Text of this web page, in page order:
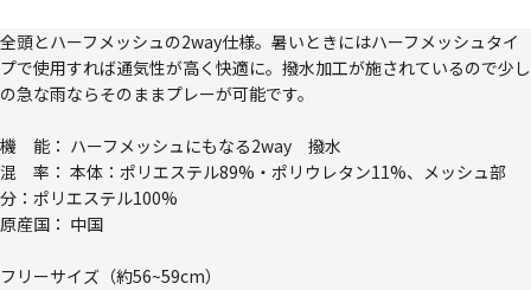
全頭とハーフメッシュの2way仕様。暑いときにはハーフメッシュタイ
プで使用すれば通気性が高く快適に。撥水加工が施されているので少し
の急な雨ならそのままプレーが可能です。
機 能： ハーフメッシュにもなる2way 撥水
混 率： 本体：ポリエステル89%・ポリウレタン11%、メッシュ部
分：ポリエステル100%
原産国： 中国
フリーサイズ（約56~59cm）